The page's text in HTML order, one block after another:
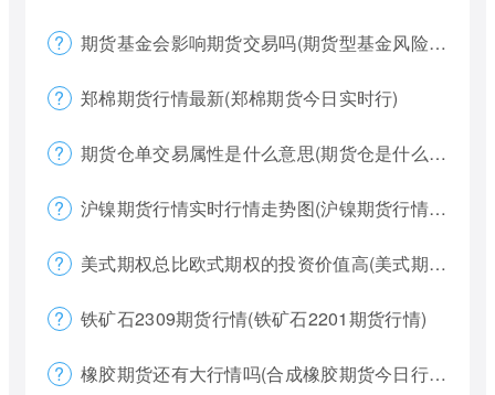
期货基金会影响期货交易吗(期货型基金风险大吗)
郑棉期货行情最新(郑棉期货今日实时行)
期货仓单交易属性是什么意思(期货仓是什么意思)
沪镍期货行情实时行情走势图(沪镍期货行情价格)
美式期权总比欧式期权的投资价值高(美式期权和欧式期权哪个风险更大)
铁矿石2309期货行情(铁矿石2201期货行情)
橡胶期货还有大行情吗(合成橡胶期货今日行情)